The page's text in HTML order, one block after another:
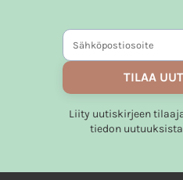
TILAA
Liity uutiskirjeen
tiedon